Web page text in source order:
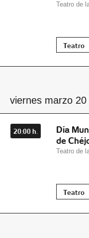
Teatro de
Teatro
viernes marzo 20
20:00 h.
Día
de
Teatro de
Teatro